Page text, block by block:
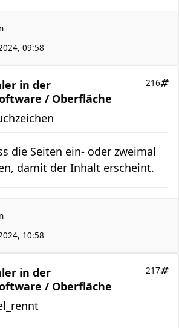
09:58
in der
/ Oberfläche
216
die Seiten ein- oder zweimal
damit der Inhalt erscheint.
10:58
in der
/ Oberfläche
217